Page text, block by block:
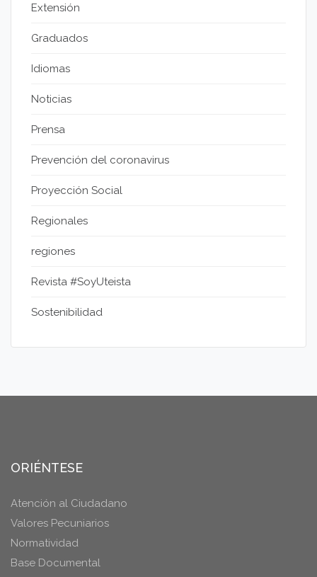
Extensión
Graduados
Idiomas
Noticias
Prensa
Prevención del coronavirus
Proyección Social
Regionales
regiones
Revista #SoyUteista
Sostenibilidad
ORIÉNTESE
Atención al Ciudadano
Valores Pecuniarios
Normatividad
Base Documental